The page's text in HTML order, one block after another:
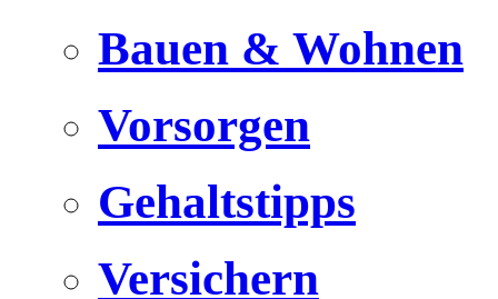
Bauen & Wohnen
Vorsorgen
Gehaltstipps
Versichern